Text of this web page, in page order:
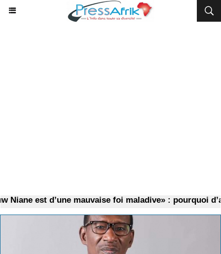
est d’une mauvaise foi maladive» : pourquoi